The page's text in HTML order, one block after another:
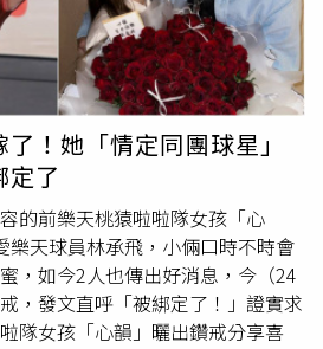
DECOY成為遊戲王的卡牌主角。
／shoheiohtani）對此，不少球迷
已，紛紛直呼「攻防力都是50，太
防50／50真是熱血」，也有人注
」，正是DECOY（日文發音デ
友表示強烈想收藏這張卡牌，「我
一張」、「不知道官方會不會開放
！她「情定同團球星」
定了
的前樂天桃猿啦啦隊女孩「心
樂天球員林承飛，小倆口時不時會
，如今2人也傳出好消息，今（24
，發文直呼「被綁定了！」證實求
隊女孩「心韻」曬出鑽戒分享喜